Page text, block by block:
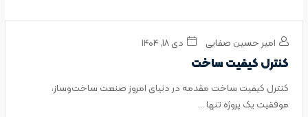
امیر حسین صفایی دی ۱۸, ۱۴۰۴
کنترل کیفیت ساخت
کنترل کیفیت ساخت مقدمه در دنیای امروز صنعت ساخت‌وساز،
موفقیت یک پروژه تنها ...